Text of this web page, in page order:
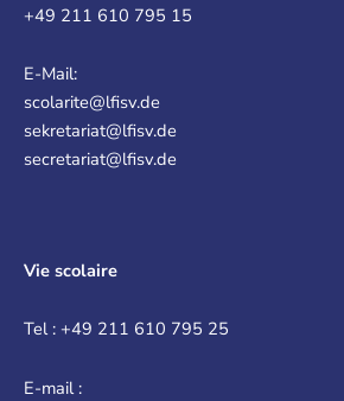
+49 211 610 795 15
E-Mail:
scolarite@lfisv.de
sekretariat@lfisv.de
secretariat@lfisv.de
Vie scolaire
Tel : +49 211 610 795 25
E-mail :